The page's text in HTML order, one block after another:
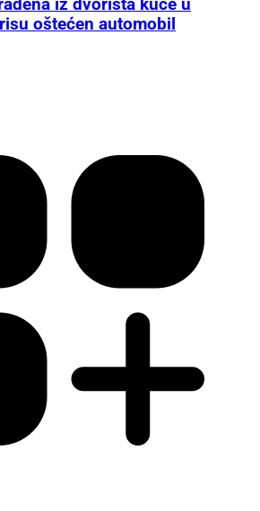
iz dvorišta kuće u
oštećen automobil